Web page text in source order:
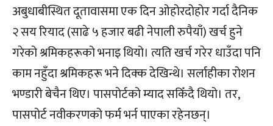
अबुधाबीस्थित दूतावासमा एक दिन ओहोरदोहोर गर्दा दैनिक
२ सय रियाद (साढे ५ हजार बढी नेपाली रुपैयाँ) खर्च हुने
गरेको श्रमिकहरूको भनाइ थियो। त्यति खर्च गरेर धाउँदा पनि
काम नहुँदा श्रमिकहरू भने दिक्क देखिन्थे। सर्लाहीका रोशन
भण्डारी बेचैन थिए। पासपोर्टको म्याद सकिँदै थियो। तर,
पासपोर्ट नवीकरणको फर्म भर्न पाएका रहेनछन्।